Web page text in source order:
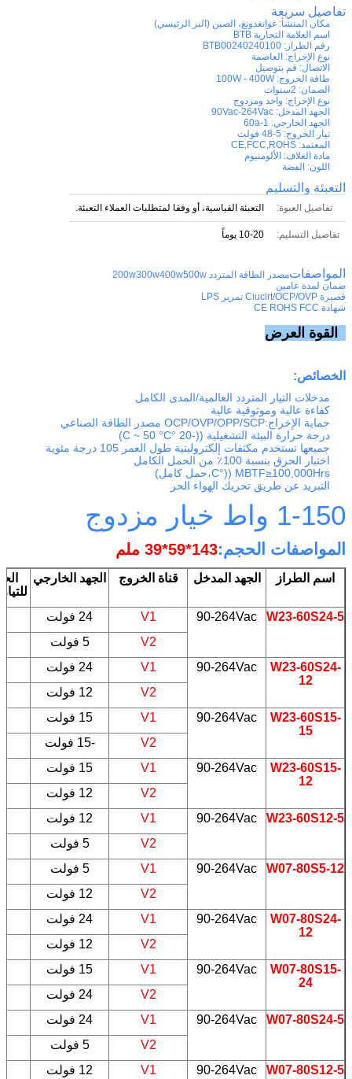
تفاصيل سريعة
مكان المنشأ: غوانغدونغ، الصين (البر الرئيسي)
اسم العلامة التجارية BTB
رقم الطراز: BTB00240240100
نوع الإخراج: العاصمة
الاتصال: قم بتوصيل
طاقة الخروج: 100W - 400W
الضمان: 2سنوات
نوع الإخراج: واحد ومزدوج
الجهد المدخل: 90Vac-264Vac
الجهد الخارجي: 1-60a
تيار الخروج: 5-48 فولت
المعتمد: CE,FCC,ROHS
مادة الغلاف: الألومنيوم
اللون: الفضة
التعبئة والتسليم
تفاصيل العبوة: التعبئة القياسية، أو وفقا لمتطلبات العملاء التعبئة.
تفاصيل التسليم: 10-20 يوماً
المواصفاتمصدر الطاقة المتردد 200w300w400w500w
ضمان لمدة عامين
قصيرة Ciucirt/OCP/OVP تمرير LPS
شهادة CE ROHS FCC
القوة العرض
الخصائص:
مدخلات التيار المتردد العالمية/المدى الكامل
كفاءة عالية وموثوقية عالية
حماية الإخراج:OCP/OVP/OPP/SCP مصدر الطاقة الصناعي
درجة حرارة البيئة التشغيلية ((-20 °C ~ 50 °C)
جميعها تستخدم مكثفات إلكتروليتية طول العمر 105 درجة مئوية
اختبار الحرق بنسبة 100٪ من الحمل الكامل
MBTF≥100,000Hrs ((°C،حمل كامل)
التبريد عن طريق تحريك الهواء الحر
1-150 واط خيار مزدوج
المواصفات الحجم:143*59*39 ملم
اسم الطراز الجهد المدخل قناة الخروج الجهد الخارجي
W23-60S24-5
90-264Vac
V1 24 فولت
V2
5 فولت
W23-60S24-
12
90-264Vac
V1 24 فولت
V2
12 فولت
W23-60S15-
15
90-264Vac
V1 15 فولت
V2
-15 فولت
W23-60S15-
12
90-264Vac
V1 15 فولت
V2
12 فولت
W23-60S12-5
90-264Vac
V1 12 فولت
V2
5 فولت
W07-80S5-12
90-264Vac
V1 5 فولت
V2
12 فولت
W07-80S24-
12
90-264Vac
V1 24 فولت
V2
12 فولت
W07-80S15-
24
90-264Vac
V1 15 فولت
V2
24 فولت
W07-80S24-5
90-264Vac
V1 24 فولت
V2
5 فولت
W07-80S12-5
90-264Vac
V1 12 فولت